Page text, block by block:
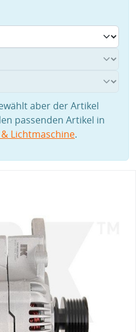
aber der Artikel
passenden Artikel in
Lichtmaschine.